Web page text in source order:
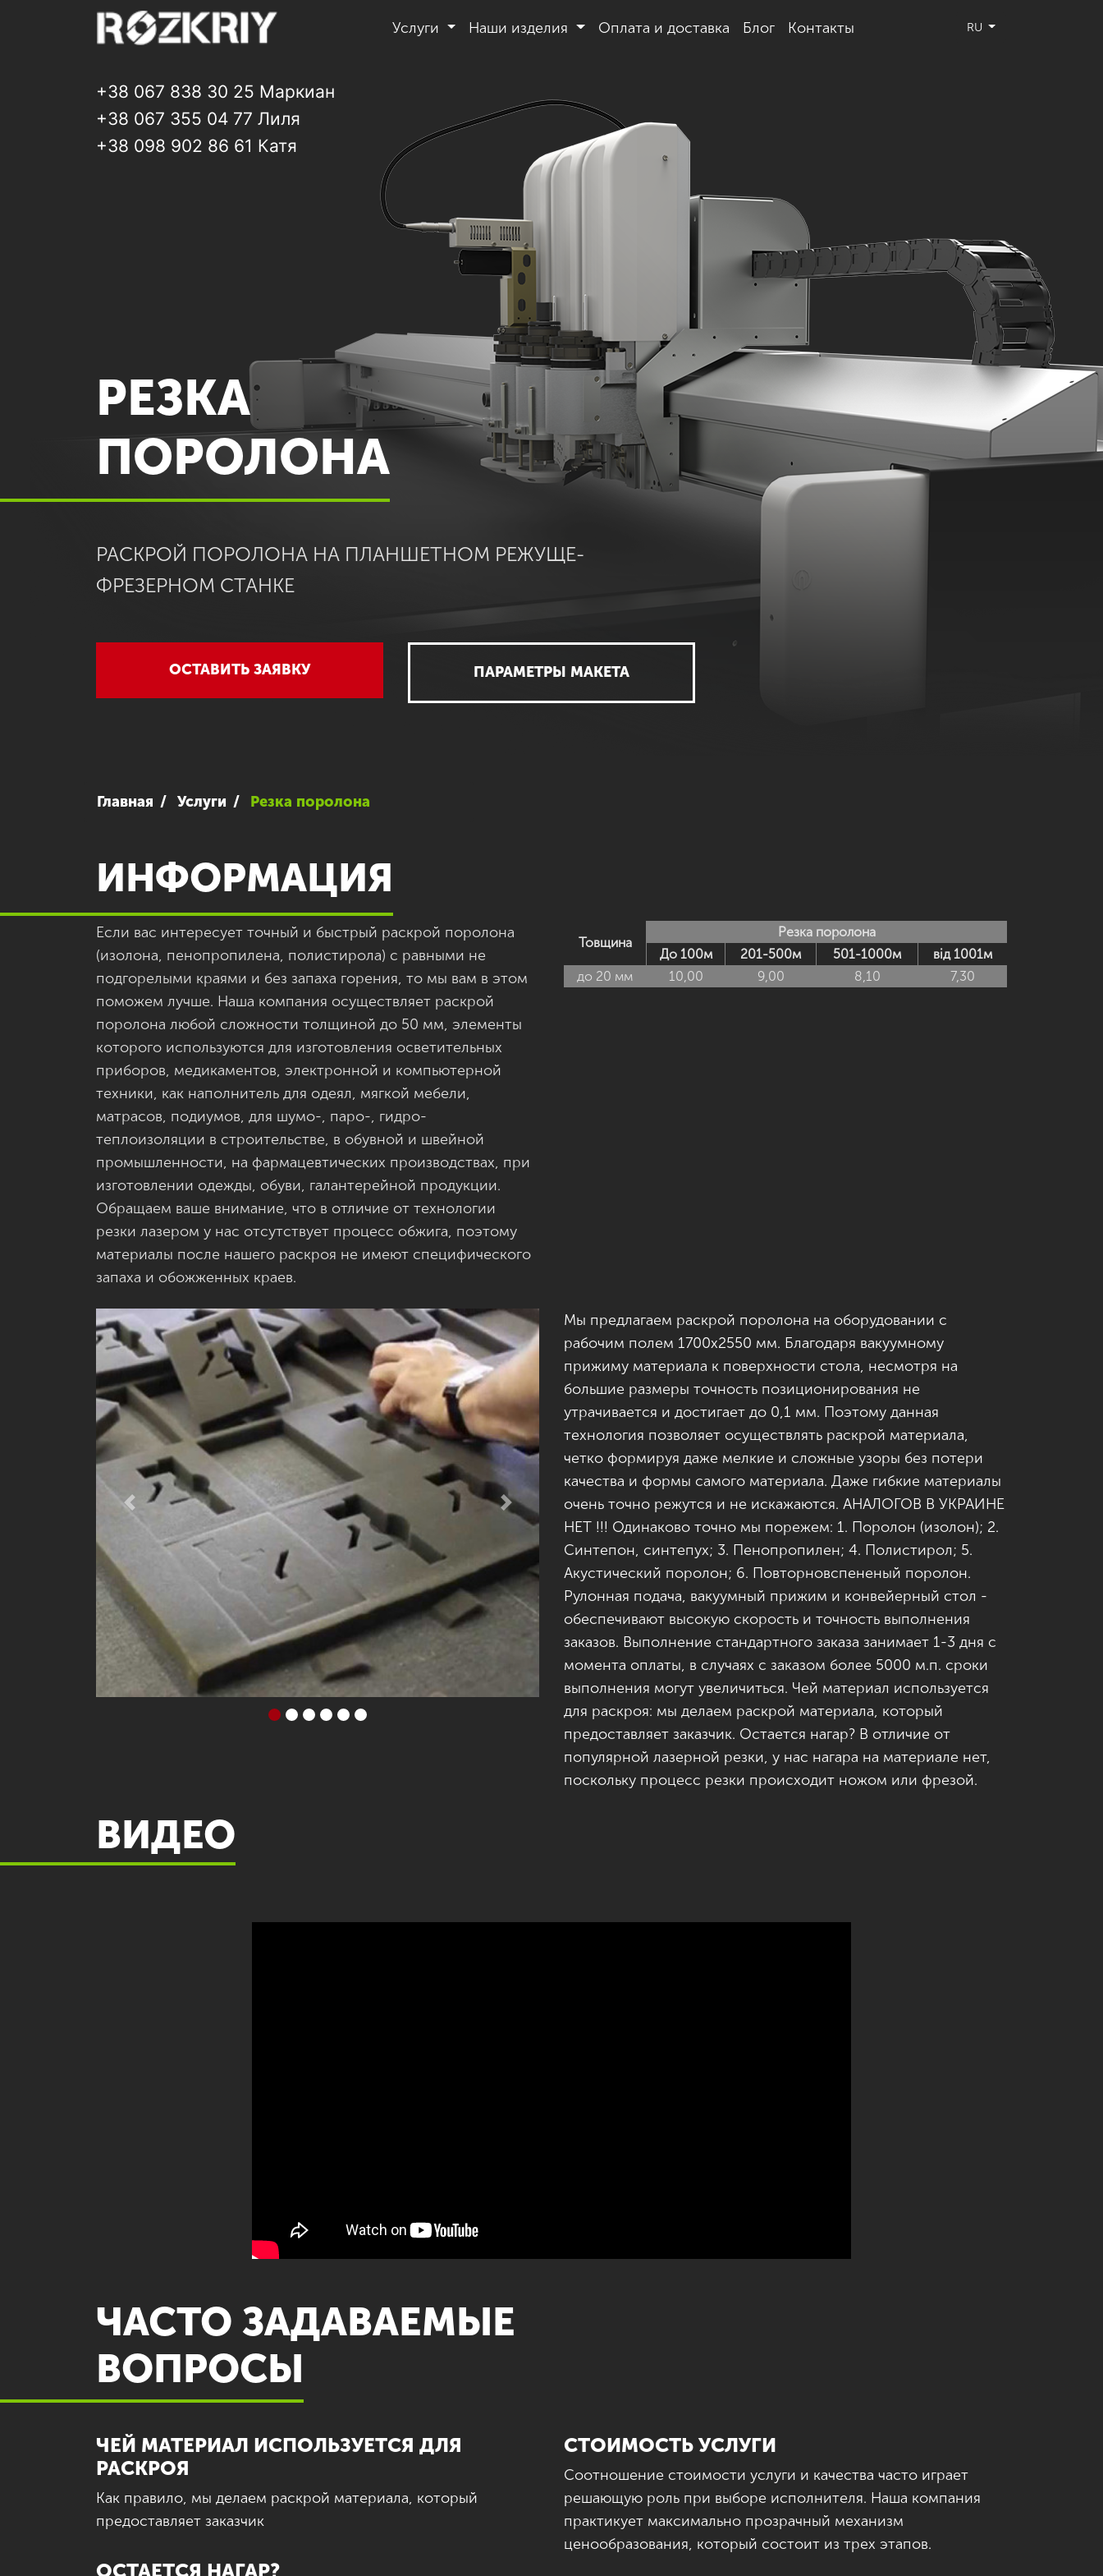
Услуги Наши изделия Оплата и доставка Блог Контакты RU
+38 067 838 30 25 Маркиан
+38 067 355 04 77 Лиля
+38 098 902 86 61 Катя
РЕЗКА
ПОРОЛОНА
РАСКРОЙ ПОРОЛОНА НА ПЛАНШЕТНОМ РЕЖУЩЕ-
ФРЕЗЕРНОМ СТАНКЕ
ОСТАВИТЬ ЗАЯВКУ ПАРАМЕТРЫ МАКЕТА
Главная Услуги Резка поролона
ИНФОРМАЦИЯ
Если вас интересует точный и быстрый раскрой поролона
(изолона, пенопропилена, полистирола) с равными не
подгорелыми краями и без запаха горения, то мы вам в этом
поможем лучше. Наша компания осуществляет раскрой
поролона любой сложности толщиной до 50 мм, элементы
которого используются для изготовления осветительных
приборов, медикаментов, электронной и компьютерной
техники, как наполнитель для одеял, мягкой мебели,
матрасов, подиумов, для шумо-, паро-, гидро-
теплоизоляции в строительстве, в обувной и швейной
промышленности, на фармацевтических производствах, при
изготовлении одежды, обуви, галантерейной продукции.
Обращаем ваше внимание, что в отличие от технологии
резки лазером у нас отсутствует процесс обжига, поэтому
материалы после нашего раскроя не имеют специфического
запаха и обожженных краев.
Товщина
Резка поролона
До 100м
201-500м 501-1000м
від 1001м
до 20 мм
10,00 9,00 8,10 7,30
Previous Next
Мы предлагаем раскрой поролона на оборудовании с
рабочим полем 1700х2550 мм. Благодаря вакуумному
прижиму материала к поверхности стола, несмотря на
большие размеры точность позиционирования не
утрачивается и достигает до 0,1 мм. Поэтому данная
технология позволяет осуществлять раскрой материала,
четко формируя даже мелкие и сложные узоры без потери
качества и формы самого материала. Даже гибкие материалы
очень точно режутся и не искажаются. АНАЛОГОВ В УКРАИНЕ
НЕТ !!! Одинаково точно мы порежем: 1. Поролон (изолон); 2.
Синтепон, синтепух; 3. Пенопропилен; 4. Полистирол; 5.
Акустический поролон; 6. Повторновспененый поролон.
Рулонная подача, вакуумный прижим и конвейерный стол -
обеспечивают высокую скорость и точность выполнения
заказов. Выполнение стандартного заказа занимает 1-3 дня с
момента оплаты, в случаях с заказом более 5000 м.п. сроки
выполнения могут увеличиться. Чей материал используется
для раскроя: мы делаем раскрой материала, который
предоставляет заказчик. Остается нагар? В отличие от
популярной лазерной резки, у нас нагара на материале нет,
поскольку процесс резки происходит ножом или фрезой.
ВИДЕО
ЧАСТО ЗАДАВАЕМЫЕ
ВОПРОСЫ
ЧЕЙ МАТЕРИАЛ ИСПОЛЬЗУЕТСЯ ДЛЯ
РАСКРОЯ
Как правило, мы делаем раскрой материала, который
предоставляет заказчик
ОСТАЕТСЯ НАГАР?
СТОИМОСТЬ УСЛУГИ
Соотношение стоимости услуги и качества часто играет
решающую роль при выборе исполнителя. Наша компания
практикует максимально прозрачный механизм
ценообразования, который состоит из трех этапов.